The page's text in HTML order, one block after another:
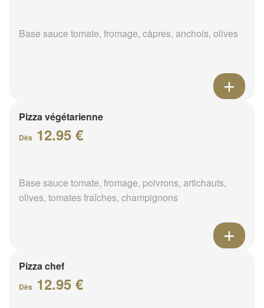
Base sauce tomate, fromage, câpres, anchois, olives
Pizza végétarienne
Dès 12.95 €
Base sauce tomate, fromage, poivrons, artichauts,
olives, tomates fraîches, champignons
Pizza chef
Dès 12.95 €